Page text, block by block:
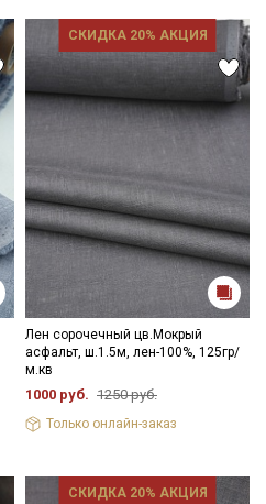
СКИДКА 20% АКЦИЯ
Лен сорочечный цв.Мокрый
асфальт, ш.1.5м, лен-100%, 125гр/
м.кв
1000 руб. 1250 руб.
Только онлайн-заказ
СКИДКА 20% АКЦИЯ